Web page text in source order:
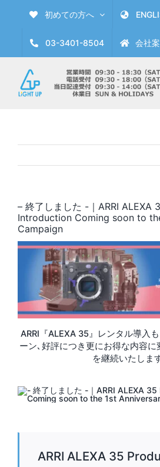
初めての方へ
03-3401-8504 会社
– 終了しました -｜ARRI ALEXA
Introduction Coming soon to
Campaign
ARRI『ALEXA 35』レンタル導入
ーン､好評につき更にお得な内容
を継続いたします
ARRI ALEXA 35